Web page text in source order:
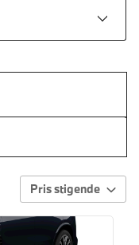
Pris stigende